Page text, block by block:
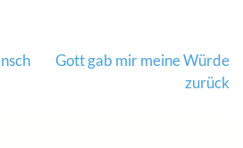
Gott gab mir meine Würde
zurück